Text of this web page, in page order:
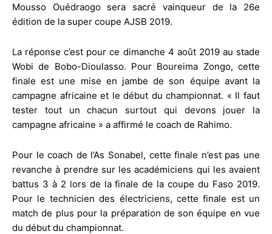
Mousso Ouédraogo sera sacré vainqueur de la 26e
édition de la super coupe AJSB 2019.
La réponse c’est pour ce dimanche 4 août 2019 au stade
Wobi de Bobo-Dioulasso. Pour Boureima Zongo, cette
finale est une mise en jambe de son équipe avant la
campagne africaine et le début du championnat. « Il faut
tester tout un chacun surtout qui devons jouer la
campagne africaine » a affirmé le coach de Rahimo.
Pour le coach de l’As Sonabel, cette finale n’est pas une
revanche à prendre sur les académiciens qui les avaient
battus 3 à 2 lors de la finale de la coupe du Faso 2019.
Pour le technicien des électriciens, cette finale est un
match de plus pour la préparation de son équipe en vue
du début du championnat.